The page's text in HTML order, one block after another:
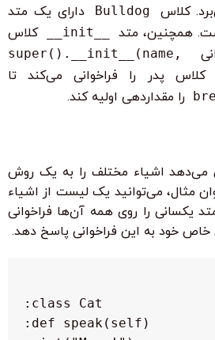
کلاس Bulldog
دارای یک متد
همچنین، متد کلاس
super().__init__(name,
کلاس پدر را فراخوانی می‌کند تا
را مقداردهی اولیه کند.
می‌دهد اشیاء مختلف را به یک روش
مثال، می‌توانید یک لیست از اشیاء
یکسانی را روی همه آن‌ها فراخوانی
خود به این فراخوانی پاسخ دهد.